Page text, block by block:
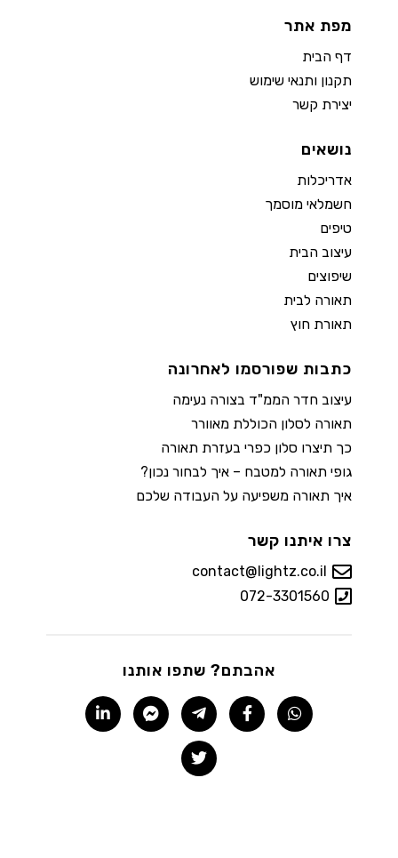
מפת אתר
דף הבית
תקנון ותנאי שימוש
יצירת קשר
נושאים
אדריכלות
חשמלאי מוסמך
טיפים
עיצוב הבית
שיפוצים
תאורה לבית
תאורת חוץ
כתבות שפורסמו לאחרונה
עיצוב חדר הממ"ד בצורה נעימה
תאורה לסלון הכוללת מאוורר
כך תיצרו סלון כפרי בעזרת תאורה
גופי תאורה למטבח – איך לבחור נכון?
איך תאורה משפיעה על העבודה שלכם
צרו איתנו קשר
contact@lightz.co.il
072-3301560
אהבתם? שתפו אותנו